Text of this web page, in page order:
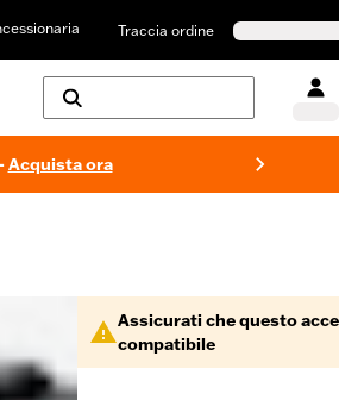
Traccia ordine
Acquista ora
Assicurati che questo
compatibile